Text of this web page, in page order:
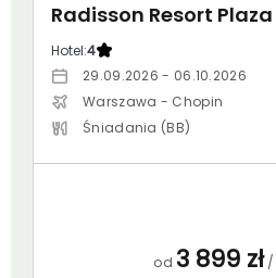
Hotel:4
29.09.2026 - 06.10.2026
Warszawa - Chopin
Śniadania (BB)
od 3 899 zł/